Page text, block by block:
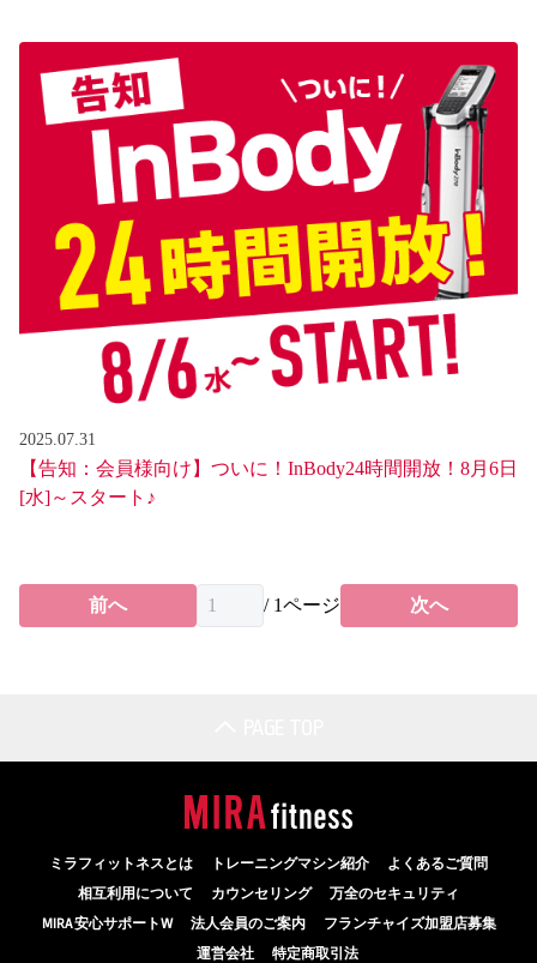
2025.07.31
【告知：会員様向け】ついに！InBody24時間開放！8月6日
[水]～スタート♪
前へ / 1ページ 次へ
ミラフィットネスとは トレーニングマシン紹介
よくあるご質問
相互利用について
カウンセリング
万全のセキュリティ
MIRA 安心サポートW
法人会員のご案内
フランチャイズ加盟店募集
運営会社
特定商取引法